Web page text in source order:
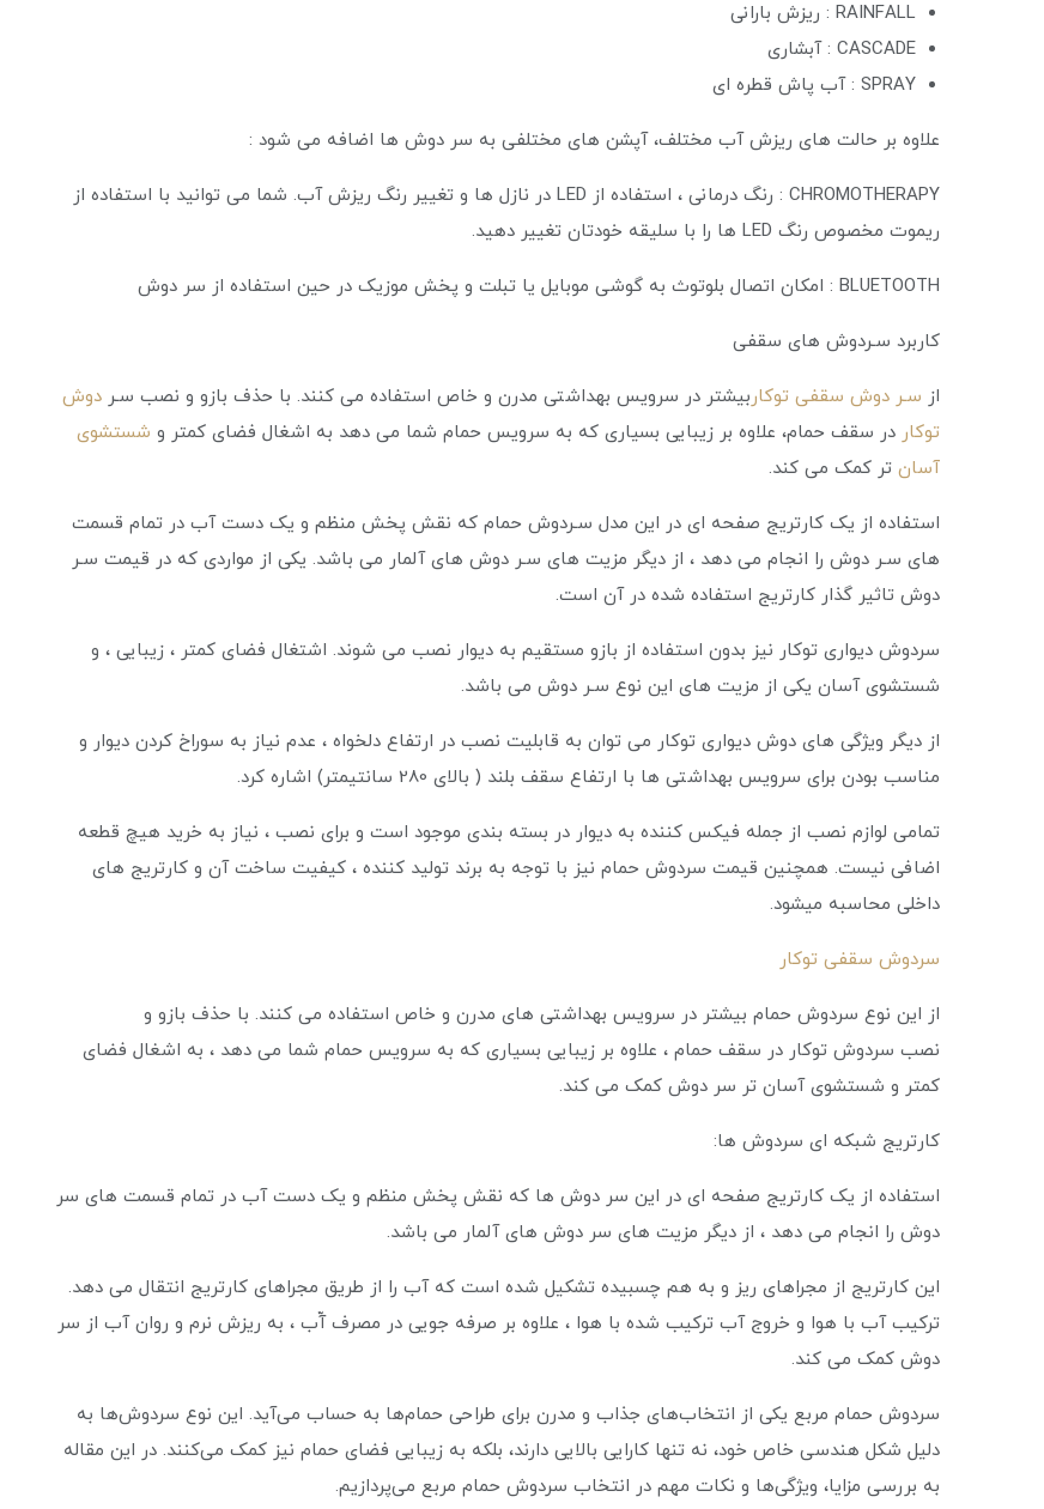
RAINFALL : ریزش بارانی
CASCADE : آبشاری
SPRAY : آب پاش قطره ای
علاوه بر حالت های ریزش آب مختلف، آپشن های مختلفی به سر دوش ها اضافه می شود :
CHROMOTHERAPY : رنگ درمانی ، استفاده از LED در نازل ها و تغییر رنگ ریزش آب. شما می توانید با استفاده از
ریموت مخصوص رنگ LED ها را با سلیقه خودتان تغییر دهید.
BLUETOOTH : امکان اتصال بلوتوث به گوشی موبایل یا تبلت و پخش موزیک در حین استفاده از سر دوش
کاربرد سـردوش های سقفی
از سـر دوش سقفی توکاربیشتر در سرویس بهداشتی مدرن و خاص استفاده می کنند. با حذف بازو و نصب سـر دوش
توکار در سقف حمام، علاوه بر زیبایی بسیاری که به سرویس حمام شما می دهد به اشغال فضای کمتر و شستشوی
آسان تر کمک می کند.
استفاده از یک کارتریج صفحه ای در این مدل سـردوش حمام که نقش پخش منظم و یک دست آب در تمام قسمت
های سـر دوش را انجام می دهد ، از دیگر مزیت های سـر دوش های آلمار می باشد. یکی از مواردی که در قیمت سـر
دوش تاثیر گذار کارتریج استفاده شده در آن است.
سردوش دیواری توکار نیز بدون استفاده از بازو مستقیم به دیوار نصب می شوند. اشتغال فضای کمتر ، زیبایی ، و
شستشوی آسان یکی از مزیت های این نوع سـر دوش می باشد.
از دیگر ویژگی های دوش دیواری توکار می توان به قابلیت نصب در ارتفاع دلخواه ، عدم نیاز به سوراخ کردن دیوار و
مناسب بودن برای سرویس بهداشتی ها با ارتفاع سقف بلند ( بالای 280 سانتیمتر) اشاره کرد.
تمامی لوازم نصب از جمله فیکس کننده به دیوار در بسته بندی موجود است و برای نصب ، نیاز به خرید هیچ قطعه
اضافی نیست. همچنین قیمت سردوش حمام نیز با توجه به برند تولید کننده ، کیفیت ساخت آن و کارتریج های
داخلی محاسبه میشود.
سردوش سقفی توکار
از این نوع سردوش حمام بیشتر در سرویس بهداشتی های مدرن و خاص استفاده می کنند. با حذف بازو و
نصب سردوش توکار در سقف حمام ، علاوه بر زیبایی بسیاری که به سرویس حمام شما می دهد ، به اشغال فضای
کمتر و شستشوی آسان تر سر دوش کمک می کند.
کارتریج شبکه ای سردوش ها:
استفاده از یک کارتریج صفحه ای در این سر دوش ها که نقش پخش منظم و یک دست آب در تمام قسمت های سر
دوش را انجام می دهد ، از دیگر مزیت های سر دوش های آلمار می باشد.
این کارتریج از مجراهای ریز و به هم چسبیده تشکیل شده است که آب را از طریق مجراهای کارتریج انتقال می دهد.
ترکیب آب با هوا و خروج آب ترکیب شده با هوا ، علاوه بر صرفه جویی در مصرف آّب ، به ریزش نرم و روان آب از سر
دوش کمک می کند.
سردوش حمام مربع یکی از انتخاب‌های جذاب و مدرن برای طراحی حمام‌ها به حساب می‌آید. این نوع سردوش‌ها به
دلیل شکل هندسی خاص خود، نه تنها کارایی بالایی دارند، بلکه به زیبایی فضای حمام نیز کمک می‌کنند. در این مقاله
به بررسی مزایا، ویژگی‌ها و نکات مهم در انتخاب سردوش حمام مربع می‌پردازیم.